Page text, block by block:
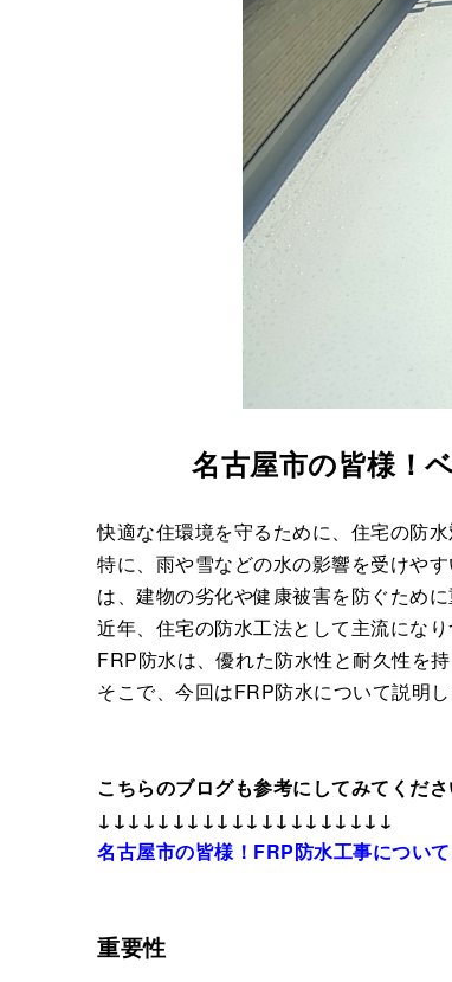
名古屋市の皆様！
快適な住環境を守るために、住宅の防水
特に、雨や雪などの水の影響を受けや
は、建物の劣化や健康被害を防ぐために
近年、住宅の防水工法として主流にな
FRP防水は、優れた防水性と耐久性を
そこで、今回はFRP防水について説明し
こちらのブログも参考にしてみてくだ
↓↓↓↓↓↓↓↓↓↓↓↓↓↓↓↓↓↓↓↓
名古屋市の皆様！FRP防水工事につい
重要性